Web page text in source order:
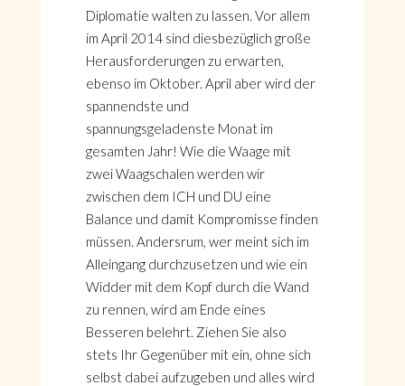
Diplomatie walten zu lassen. Vor allem
im April 2014 sind diesbezüglich große
Herausforderungen zu erwarten,
ebenso im Oktober. April aber wird der
spannendste und
spannungsgeladenste Monat im
gesamten Jahr! Wie die Waage mit
zwei Waagschalen werden wir
zwischen dem ICH und DU eine
Balance und damit Kompromisse finden
müssen. Andersrum, wer meint sich im
Alleingang durchzusetzen und wie ein
Widder mit dem Kopf durch die Wand
zu rennen, wird am Ende eines
Besseren belehrt. Ziehen Sie also
stets Ihr Gegenüber mit ein, ohne sich
selbst dabei aufzugeben und alles wird